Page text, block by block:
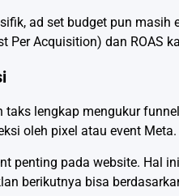
ad set budget pun
Per Acquisition) dan ROAS
lengkap mengukur
oleh pixel atau event Meta.
penting pada website. Hal
berikutnya bisa